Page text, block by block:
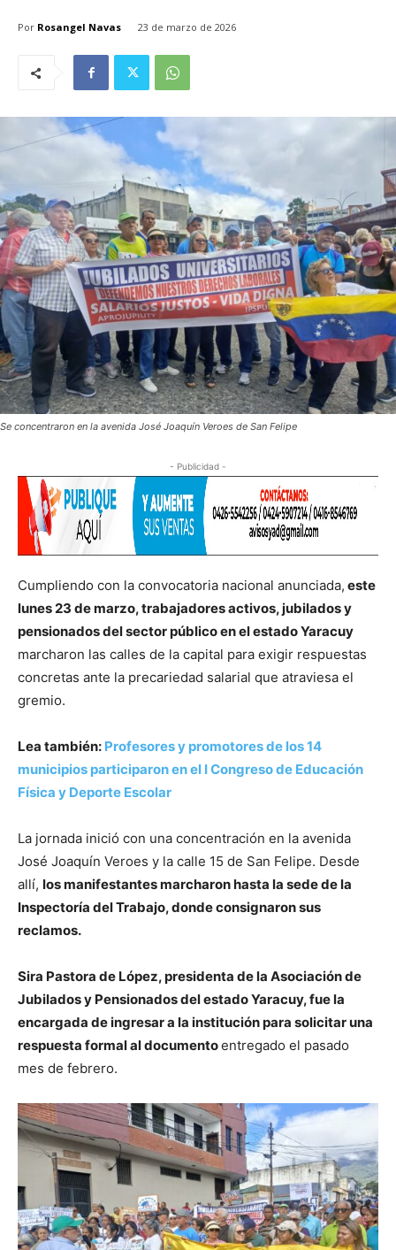
Por Rosangel Navas 23 de marzo de 2026
Se concentraron en la avenida José Joaquín Veroes de San Felipe
- Publicidad -
Cumpliendo con la convocatoria nacional anunciada, este
lunes 23 de marzo, trabajadores activos, jubilados y
pensionados del sector público en el estado Yaracuy
marcharon las calles de la capital para exigir respuestas
concretas ante la precariedad salarial que atraviesa el
gremio.
Lea también: Profesores y promotores de los 14
municipios participaron en el I Congreso de Educación
Física y Deporte Escolar
La jornada inició con una concentración en la avenida
José Joaquín Veroes y la calle 15 de San Felipe. Desde
allí, los manifestantes marcharon hasta la sede de la
Inspectoría del Trabajo, donde consignaron sus
reclamos.
Sira Pastora de López, presidenta de la Asociación de
Jubilados y Pensionados del estado Yaracuy, fue la
encargada de ingresar a la institución para solicitar una
respuesta formal al documentoentregado el pasado
mes de febrero.